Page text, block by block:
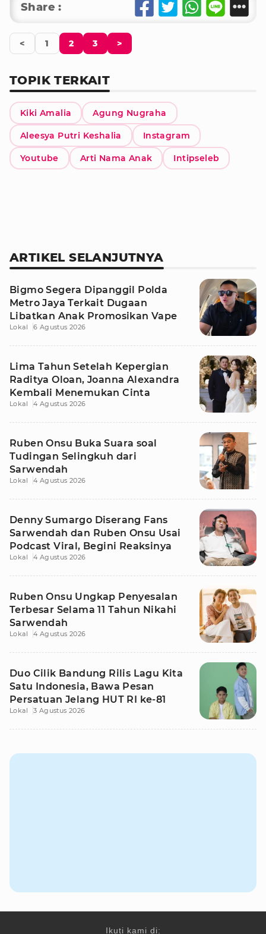
Share :
< 1 2 3 >
TOPIK TERKAIT
Kiki Amalia Agung Nugraha
Aleesya Putri Keshalia Instagram
Youtube Arti Nama Anak Intipseleb
ARTIKEL SELANJUTNYA
Bigmo Segera Dipanggil Polda
Metro Jaya Terkait Dugaan
Libatkan Anak Promosikan Vape
Lokal 6 Agustus 2026
Lima Tahun Setelah Kepergian
Raditya Oloan, Joanna Alexandra
Kembali Menemukan Cinta
Lokal 4 Agustus 2026
Ruben Onsu Buka Suara soal
Tudingan Selingkuh dari
Sarwendah
Lokal 4 Agustus 2026
Denny Sumargo Diserang Fans
Sarwendah dan Ruben Onsu Usai
Podcast Viral, Begini Reaksinya
Lokal 4 Agustus 2026
Ruben Onsu Ungkap Penyesalan
Terbesar Selama 11 Tahun Nikahi
Sarwendah
Lokal 4 Agustus 2026
Duo Cilik Bandung Rilis Lagu Kita
Satu Indonesia, Bawa Pesan
Persatuan Jelang HUT RI ke-81
Lokal 3 Agustus 2026
Ikuti kami di: